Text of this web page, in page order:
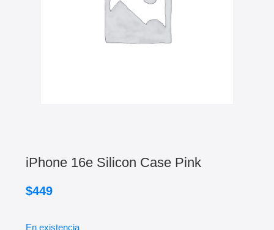
iPhone 16e Silicon Case Pink
$449
En existencia